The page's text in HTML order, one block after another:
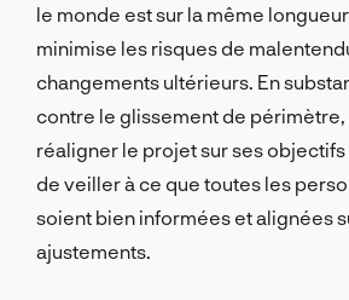
le monde est sur la même
minimise les risques de
changements ultérieurs. En
contre le glissement de
réaligner le projet sur ses
de veiller à ce que toutes les
soient bien informées et alignées
ajustements.